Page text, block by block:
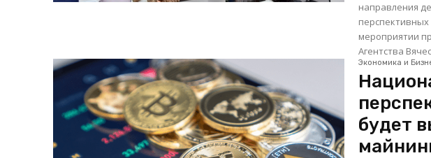
направления
перспективных
мероприятии
Агентства
Экономика и
будет